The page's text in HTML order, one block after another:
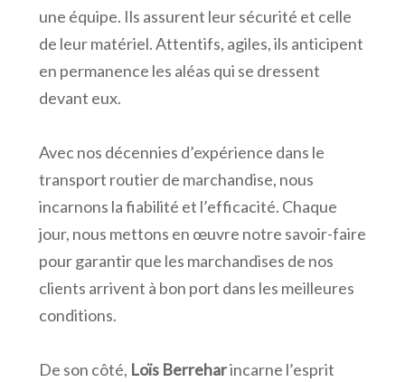
une équipe. Ils assurent leur sécurité et celle
de leur matériel. Attentifs, agiles, ils anticipent
en permanence les aléas qui se dressent
devant eux.
Avec nos décennies d’expérience dans le
transport routier de marchandise, nous
incarnons la fiabilité et l’efficacité. Chaque
jour, nous mettons en œuvre notre savoir-faire
pour garantir que les marchandises de nos
clients arrivent à bon port dans les meilleures
conditions.
De son côté, Loïs Berreharincarne l’esprit